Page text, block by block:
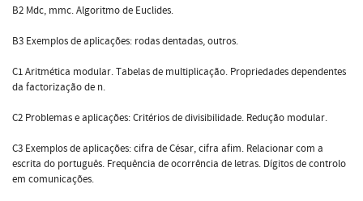
B2 Mdc, mmc. Algoritmo de Euclides.
B3 Exemplos de aplicações: rodas dentadas, outros.
C1 Aritmética modular. Tabelas de multiplicação. Propriedades dependentes
da factorização de n.
C2 Problemas e aplicações: Critérios de divisibilidade. Redução modular.
C3 Exemplos de aplicações: cifra de César, cifra afim. Relacionar com a
escrita do português. Frequência de ocorrência de letras. Dígitos de controlo
em comunicações.